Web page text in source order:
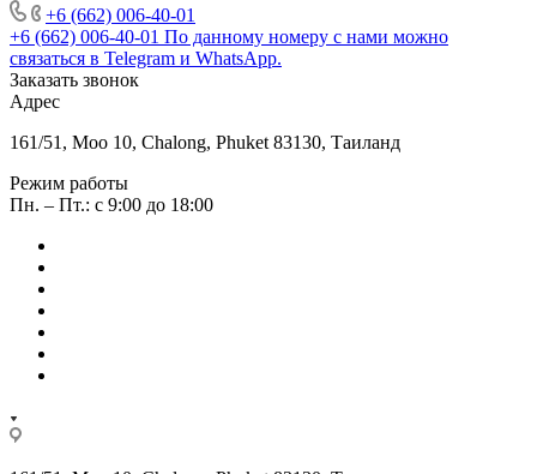
+6 (662) 006-40-01
+6 (662) 006-40-01 По данному номеру с нами можно
связаться в Telegram и WhatsApp.
Заказать звонок
Адрес
161/51, Moo 10, Chalong, Phuket 83130, Таиланд
Режим работы
Пн. – Пт.: с 9:00 до 18:00